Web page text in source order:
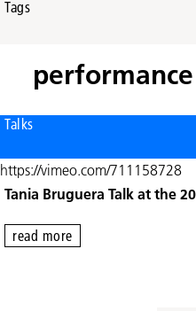
Tags
Talks
https://vimeo.com/711158728
Tania Bruguera Talk at the
read more